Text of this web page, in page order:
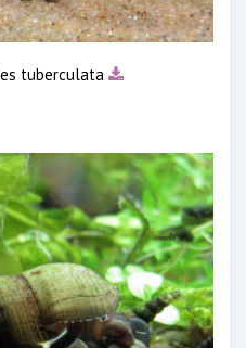
tuberculata